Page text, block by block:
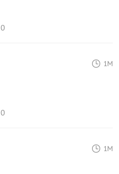
0
1M
0
1M